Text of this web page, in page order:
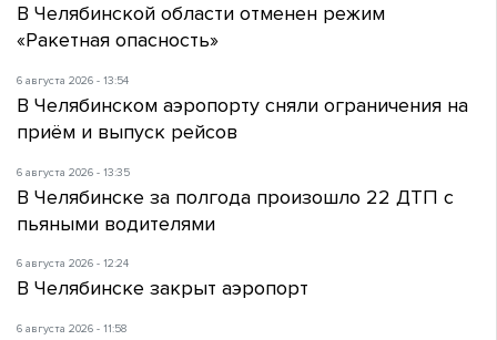
В Челябинской области отменен режим
«Ракетная опасность»
6 августа 2026 - 13:54
В Челябинском аэропорту сняли ограничения на
приём и выпуск рейсов
6 августа 2026 - 13:35
В Челябинске за полгода произошло 22 ДТП с
пьяными водителями
6 августа 2026 - 12:24
В Челябинске закрыт аэропорт
6 августа 2026 - 11:58